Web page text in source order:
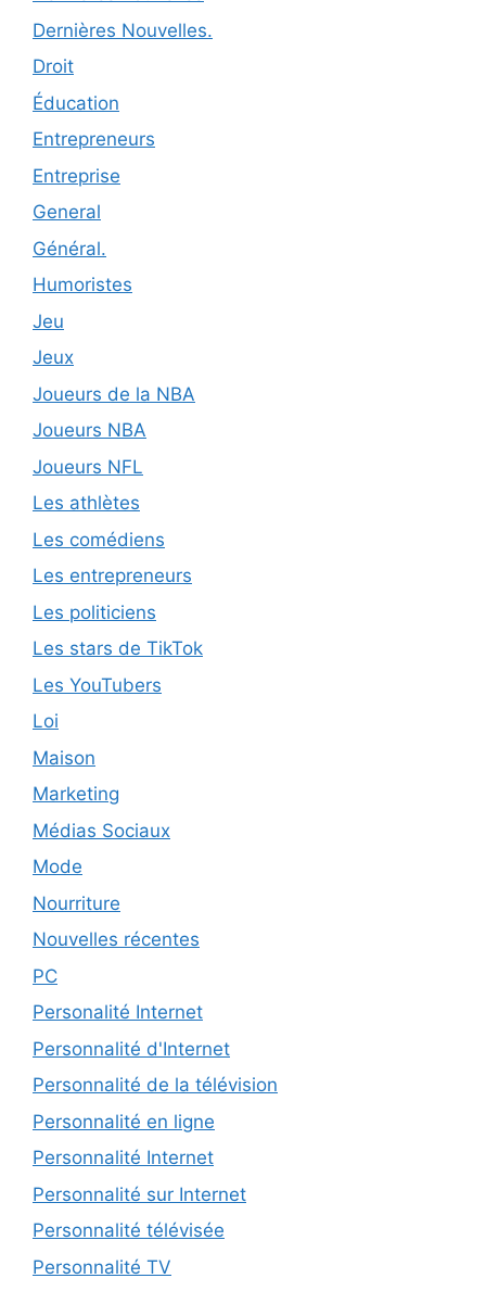
Dernières Nouvelles.
Droit
Éducation
Entrepreneurs
Entreprise
General
Général.
Humoristes
Jeu
Jeux
Joueurs de la NBA
Joueurs NBA
Joueurs NFL
Les athlètes
Les comédiens
Les entrepreneurs
Les politiciens
Les stars de TikTok
Les YouTubers
Loi
Maison
Marketing
Médias Sociaux
Mode
Nourriture
Nouvelles récentes
PC
Personalité Internet
Personnalité d'Internet
Personnalité de la télévision
Personnalité en ligne
Personnalité Internet
Personnalité sur Internet
Personnalité télévisée
Personnalité TV